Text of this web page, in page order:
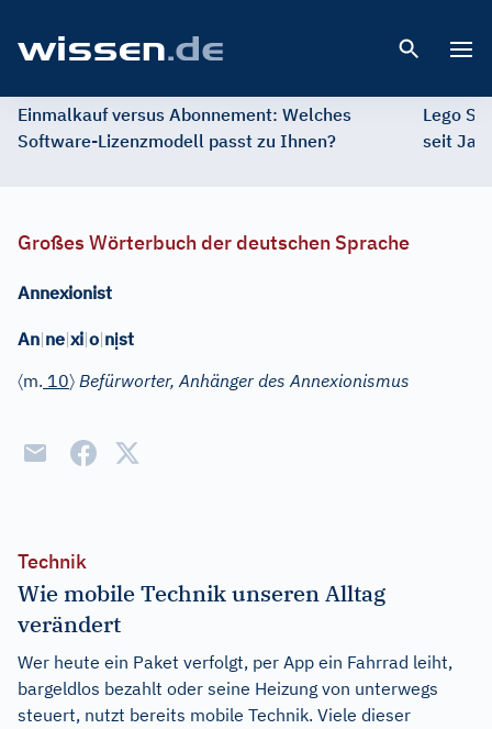
Einmalkauf versus Abonnement: Welches
Software-Lizenzmodell passt zu Ihnen?
Lego
seit
Großes Wörterbuch der deutschen Sprache
Annexionist
An|ne|xi|o|nịst
〈m. 10〉 Befürworter, Anhänger des Annexionismus
Technik
Wie mobile Technik unseren Alltag
verändert
Wer heute ein Paket verfolgt, per App ein Fahrrad leiht,
bargeldlos bezahlt oder seine Heizung von unterwegs
steuert, nutzt bereits mobile Technik. Viele dieser